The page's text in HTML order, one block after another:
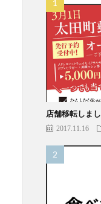
店舗移転しまし
2017.11.16